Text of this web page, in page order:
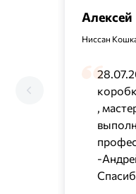
Алексей
Ниссан
,
-